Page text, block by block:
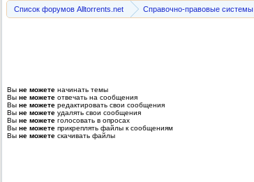
Список форумов Alltorrents.net Справочно-правовые системы
Вы не можете начинать темы
Вы не можете отвечать на сообщения
Вы не можете редактировать свои сообщения
Вы не можете удалять свои сообщения
Вы не можете голосовать в опросах
Вы не можете прикреплять файлы к сообщениям
Вы не можете скачивать файлы